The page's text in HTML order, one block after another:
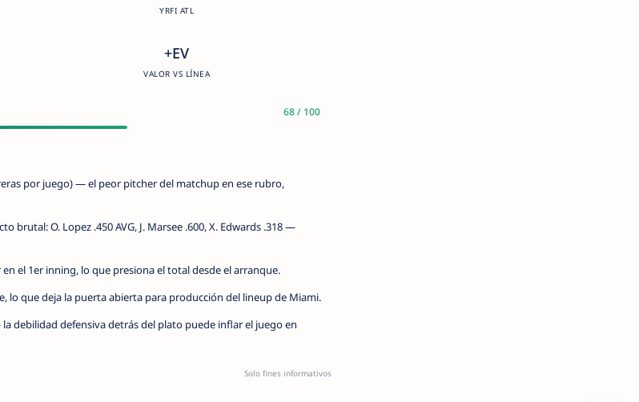
YRFI ATL
+EV
VALOR VS LÍNEA
68 / 100
por juego) — el peor pitcher del matchup en ese rubro,
brutal: O. Lopez .450 AVG, J. Marsee .600, X. Edwards .318 —
el 1er inning, lo que presiona el total desde el arranque.
lo que deja la puerta abierta para producción del lineup de Miami.
debilidad defensiva detrás del plato puede inflar el juego en
Solo fines informativos